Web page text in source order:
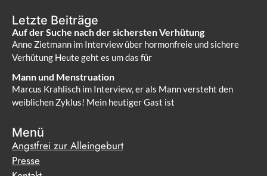
Letzte Beiträge
Auf der Suche nach der sichersten Verhütung
Anne Zietmann im Interview über hormonfreie und sichere
Verhütung Heute geht es um das für
Mann und Menstruation
Marcus Krahlisch im Interview, er als Mann versteht den
weiblichen Zyklus! Mein heutiger Gast ist
Menü
Angstfrei zur Alleingeburt
Presse